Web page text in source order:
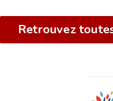
Retrouvez